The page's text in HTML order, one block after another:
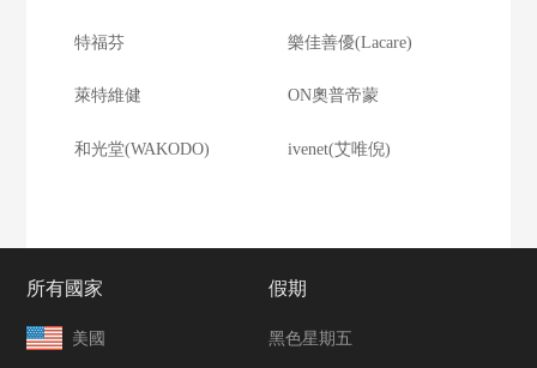
特福芬 樂佳善優(Lacare)
萊特維健 ON奧普帝蒙
和光堂(WAKODO) ivenet(艾唯倪)
所有國家
美國
假期
黑色星期五